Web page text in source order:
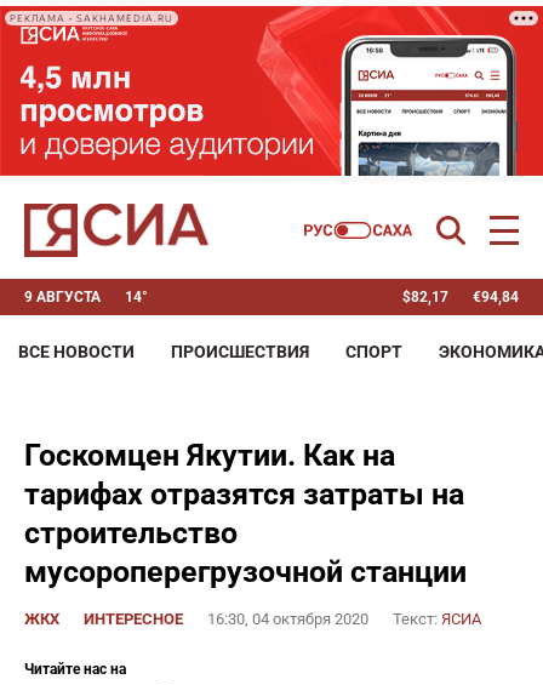
РЕКЛАМА • SAKHAMEDIA.RU
9 АВГУСТА 14° $82,17 €94,84
ВСЕ НОВОСТИ ПРОИСШЕСТВИЯ СПОРТ
Госкомцен Якутии. Как на
тарифах отразятся затраты на
строительство
мусороперегрузочной станции
ЖКХ ИНТЕРЕСНОЕ 16:30, 04 октября 2020 Текст: ЯСИА
Читайте нас на